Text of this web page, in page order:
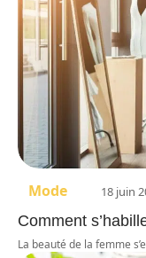
Mode 18 juin
Comment
La beauté de la femme